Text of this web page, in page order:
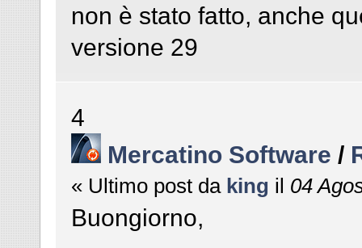
non è stato fatto, anche
versione 29
4
Mercatino Software /
« Ultimo post da king il 04
Buongiorno,